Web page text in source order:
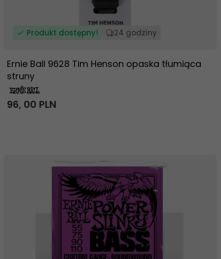
Produkt dostępny! 24 godziny
Ernie Ball 9628 Tim Henson opaska tłumiąca
struny
96, 00 PLN